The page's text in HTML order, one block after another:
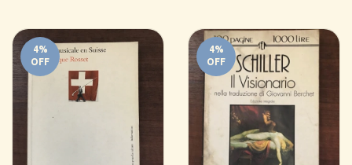
4%
OFF
4%
OFF